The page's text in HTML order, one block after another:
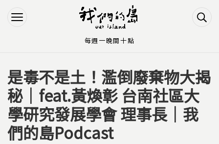
Jump to Navigation
Jump to Main content
您在這裡
是毒不是土！濫倒廢棄物大揭
秘｜feat.黃煥彰 台南社區大
學研究發展學會 理事長｜我
們的島Podcast
每週一晚間十點